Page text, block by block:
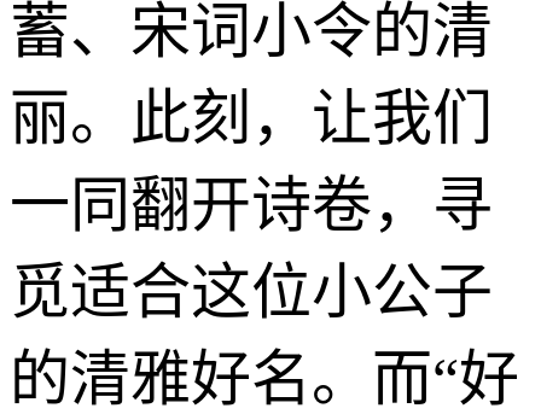
蓄、宋词小令的清
丽。此刻，让我们
一同翻开诗卷，寻
觅适合这位小公子
的清雅好名。而“好